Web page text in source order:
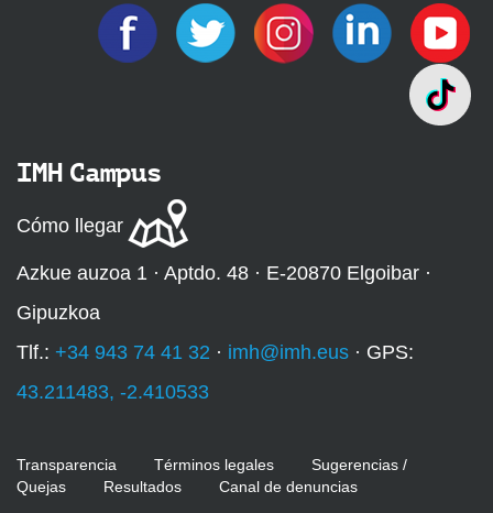
IMH Campus
Cómo llegar
Azkue auzoa 1 · Aptdo. 48 · E-20870 Elgoibar ·
Gipuzkoa
Tlf.: +34 943 74 41 32 · imh@imh.eus · GPS:
43.211483, -2.410533
Transparencia Términos legales
Sugerencias /
Quejas
Resultados Canal de denuncias